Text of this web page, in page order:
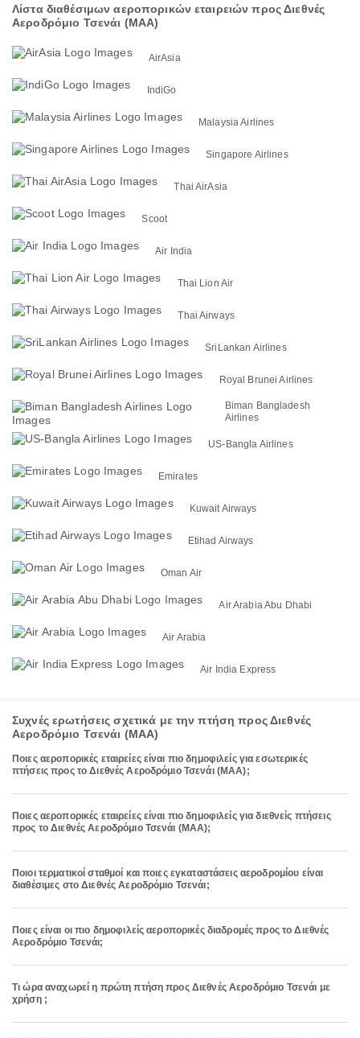
Λίστα διαθέσιμων αεροπορικών εταιρειών προς Διεθνές
Αεροδρόμιο Τσενάι (MAA)
AirAsia
IndiGo
Malaysia Airlines
Singapore Airlines
Thai AirAsia
Scoot
Air India
Thai Lion Air
Thai Airways
SriLankan Airlines
Royal Brunei Airlines
Biman Bangladesh
Airlines
US-Bangla Airlines
Emirates
Kuwait Airways
Etihad Airways
Oman Air
Air Arabia Abu Dhabi
Air Arabia
Air India Express
Συχνές ερωτήσεις σχετικά με την πτήση προς Διεθνές
Αεροδρόμιο Τσενάι (MAA)
Ποιες αεροπορικές εταιρείες είναι πιο δημοφιλείς για εσωτερικές
πτήσεις προς το Διεθνές Αεροδρόμιο Τσενάι (MAA);
Ποιες αεροπορικές εταιρείες είναι πιο δημοφιλείς για διεθνείς πτήσεις
προς το Διεθνές Αεροδρόμιο Τσενάι (MAA);
Ποιοι τερματικοί σταθμοί και ποιες εγκαταστάσεις αεροδρομίου είναι
διαθέσιμες στο Διεθνές Αεροδρόμιο Τσενάι;
Ποιες είναι οι πιο δημοφιλείς αεροπορικές διαδρομές προς το Διεθνές
Αεροδρόμιο Τσενάι;
Τι ώρα αναχωρεί η πρώτη πτήση προς Διεθνές Αεροδρόμιο Τσενάι με
χρήση ;